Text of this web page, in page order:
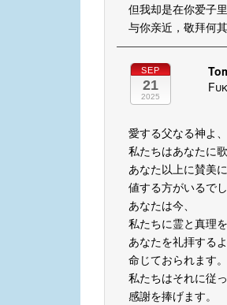
但我却是在你爱子里
与你亲近，敬拜何其
SEP
21
2025
愛する父なる神よ、
私たちはあなたに
あなた以上に賛美に
値する方がいるでし
あなたは今、
私たちに霊と真理
あなたを礼拝する
命じておられます。
私たちはそれに従
感謝を捧げます。